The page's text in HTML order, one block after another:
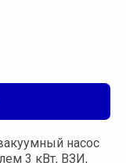
насос
3 кВт, ВЗИ,